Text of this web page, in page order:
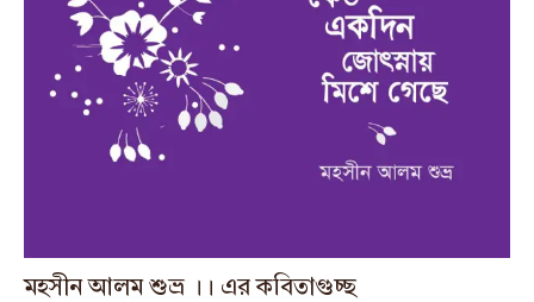
মহসীন আলম শুভ্র ।। এর কবিতাগুচ্ছ